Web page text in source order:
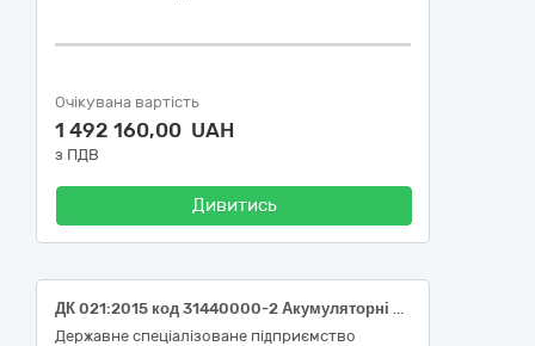
Очікувана вартість
1 492 160,00 UAH
з ПДВ
Дивитись
ДК 021:2015 код 31440000-2 Акумуляторні батареї (Елементи живлення)
Державне спеціалізоване підприємство